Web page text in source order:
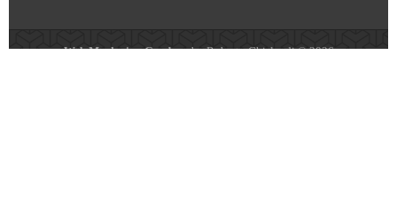
Web Marketing Garden- by Roberto Ghislandi © 2026